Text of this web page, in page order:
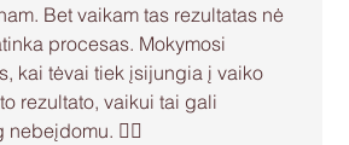
Bet vaikam tas rezultatas nė
procesas. Mokymosi
kai tėvai tiek įsijungia į vaiko
rezultato, vaikui tai gali
🤷‍♀️